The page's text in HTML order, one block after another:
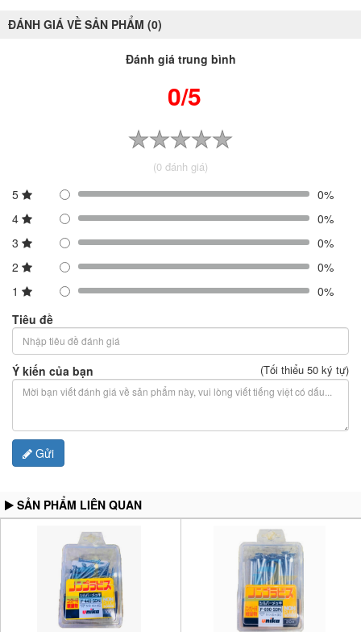
ĐÁNH GIÁ VỀ SẢN PHẨM (0)
Đánh giá trung bình
0/5
(0 đánh giá)
5
0%
4
0%
3
0%
2
0%
1
0%
Tiêu đề
Ý kiến của bạn (Tối thiểu 50 ký tự)
Gửi
SẢN PHẨM LIÊN QUAN